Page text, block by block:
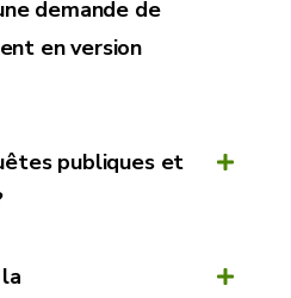
demande de
en version
publiques et